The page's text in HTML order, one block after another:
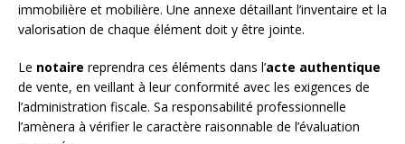
immobilière et mobilière. Une annexe détaillant l’inventaire et la
valorisation de chaque élément doit y être jointe.
Le notaire reprendra ces éléments dans l’acte authentique
de vente, en veillant à leur conformité avec les exigences de
l’administration fiscale. Sa responsabilité professionnelle
l’amènera à vérifier le caractère raisonnable de l’évaluation